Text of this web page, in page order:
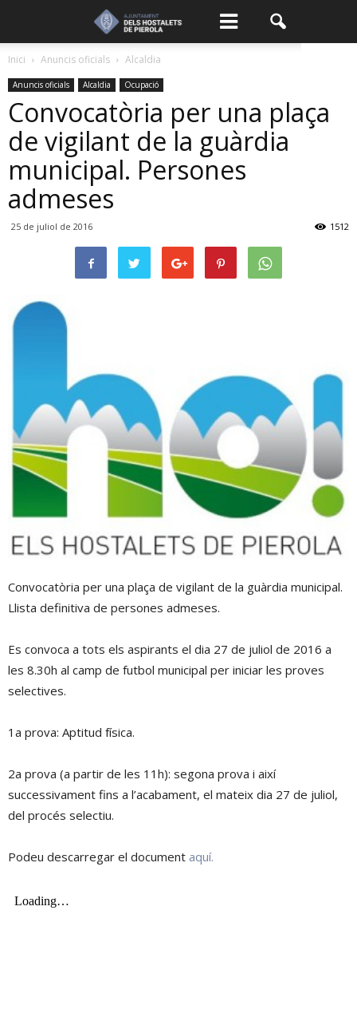
Inici Anuncis oficials Alcaldia
Anuncis oficials Alcaldia Ocupació
Convocatòria per una plaça
de vigilant de la guàrdia
municipal. Persones
admeses
25 de juliol de 2016 1512
Convocatòria per una plaça de vigilant de la guàrdia municipal.
Llista definitiva de persones admeses.
Es convoca a tots els aspirants el dia 27 de juliol de 2016 a
les 8.30h al camp de futbol municipal per iniciar les proves
selectives.
1a prova: Aptitud física.
2a prova (a partir de les 11h): segona prova i així
successivament fins a l’acabament, el mateix dia 27 de juliol,
del procés selectiu.
Podeu descarregar el document aquí.